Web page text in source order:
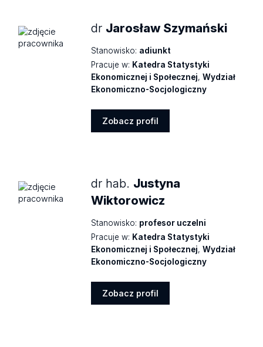
dr Jarosław Szymański
Stanowisko: adiunkt
Pracuje w: Katedra Statystyki
Ekonomicznej i Społecznej,Wydział
Ekonomiczno-Socjologiczny
Zobacz profil
dr hab. Justyna
Wiktorowicz
Stanowisko: profesor uczelni
Pracuje w: Katedra Statystyki
Ekonomicznej i Społecznej,Wydział
Ekonomiczno-Socjologiczny
Zobacz profil